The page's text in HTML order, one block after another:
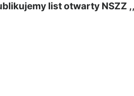
list otwarty